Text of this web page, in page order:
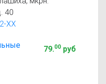
40
XX
79.00руб